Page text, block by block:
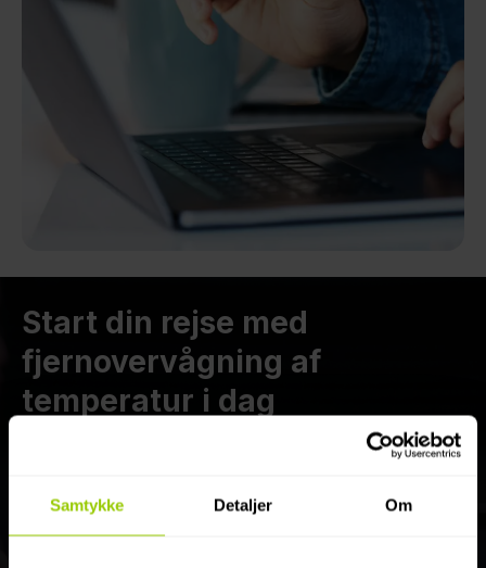
Samtykke Detaljer Om
Start din rejse med
fjernovervågning af
temperatur i dag
For at sikre, at din fragt forbliver kølig og dine
og vores team vil kontakte dig hurtigst muligt!